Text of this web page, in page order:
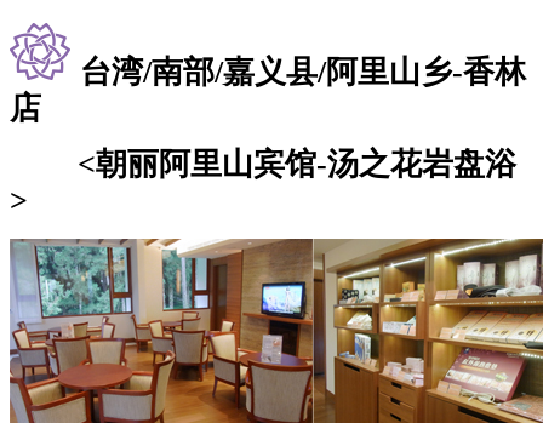
台湾/南部/嘉义县/阿里山乡-香林
店
<朝丽阿里山宾馆-汤之花岩盘浴
>